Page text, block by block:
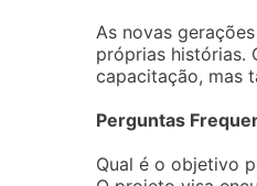
As novas
próprias histórias.
capacitação, mas
Perguntas
Qual é o objetivo